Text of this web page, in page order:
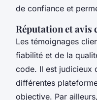
de confiance et
Réputation et avis
Les témoignages
fiabilité et de la
code. Il est judicieux
différentes
objective. Par